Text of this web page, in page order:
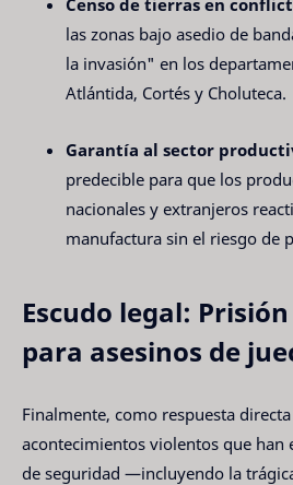
las zonas bajo asedio de
la invasión" en los
Atlántida, Cortés y Choluteca.
Garantía al sector
predecible para que los
nacionales y extranjeros
manufactura sin el riesgo de
Escudo legal:
para asesinos de
Finalmente, como respuesta
acontecimientos violentos que han
de seguridad —incluyendo la